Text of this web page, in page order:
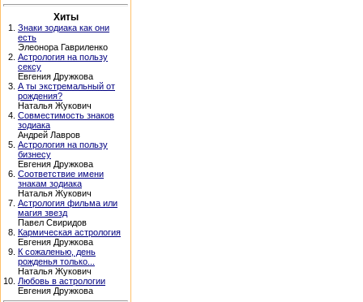
Хиты
1. Знаки зодиака как они
есть
Элеонора Гавриленко
2. Астрология на пользу
сексу
Евгения Дружкова
3. А ты экстремальный от
рождения?
Наталья Жукович
4. Совместимость знаков
зодиака
Андрей Лавров
5. Астрология на пользу
бизнесу
Евгения Дружкова
6. Соответствие имени
знакам зодиака
Наталья Жукович
7. Астрология фильма или
магия звезд
Павел Свиридов
8. Кармическая астрология
Евгения Дружкова
9. К сожаленью, день
рожденья только...
Наталья Жукович
10. Любовь в астрологии
Евгения Дружкова